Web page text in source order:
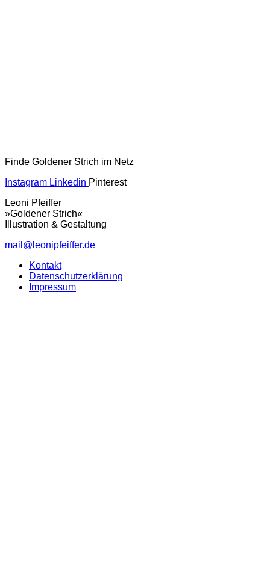
Finde Goldener Strich im Netz
Instagram Linkedin Pinterest
Leoni Pfeiffer
»Goldener Strich«
Illustration & Gestaltung
mail@leonipfeiffer.de
Kontakt
Datenschutzerklärung
Impressum